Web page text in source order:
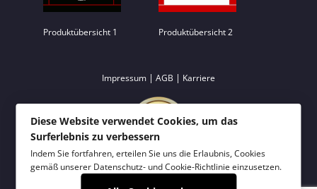
Produktübersicht 1 Produktübersicht 2
Impressum | AGB | Karriere
Diese Website verwendet Cookies, um das
Surferlebnis zu verbessern
Indem Sie fortfahren, erteilen Sie uns die Erlaubnis, Cookies
gemäß unserer Datenschutz- und Cookie-Richtlinie einzusetzen.